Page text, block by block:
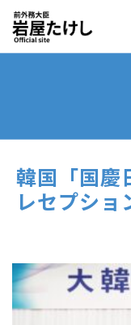
韓国「国慶
レセプショ